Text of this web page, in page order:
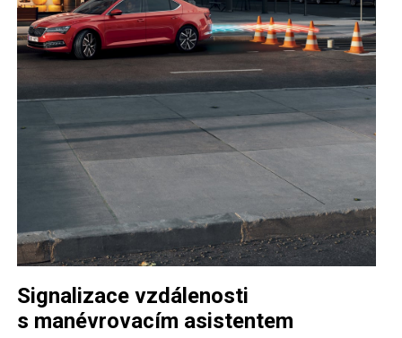
Signalizace vzdálenosti
s manévrovacím asistentem